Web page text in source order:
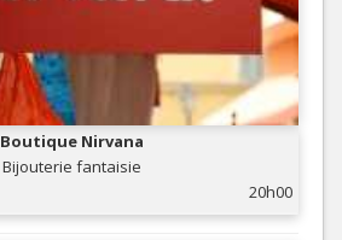
Boutique Nirvana
Bijouterie fantaisie
20h00